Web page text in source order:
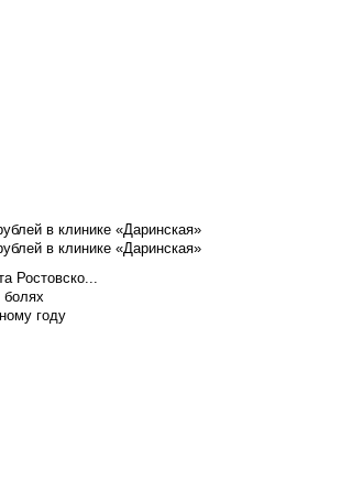
в клинике «Даринская»
в клинике «Даринская»
Ростовско...
болях
году